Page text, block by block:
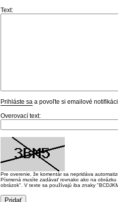
Text:
Prihláste sa a povoľte si emailové
Overovací text:
Pre overenie, že komentár sa nepridáva
Písmená musíte zadávať rovnako ako na
obrázok". V texte sa používajú iba znaky